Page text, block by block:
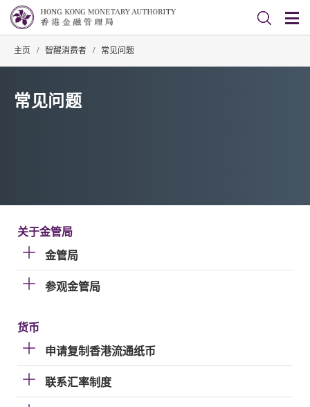
主页 / 智醒消费者 / 常见问题
常见问题
关于金管局
金管局
参观金管局
货币
申请复制香港流通纸币
联系汇率制度